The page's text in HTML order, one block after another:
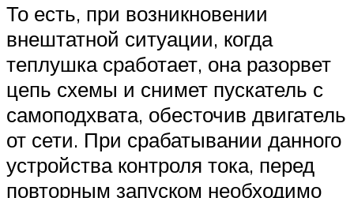
То есть, при возникновении
внештатной ситуации, когда
теплушка сработает, она разорвет
цепь схемы и снимет пускатель с
самоподхвата, обесточив двигатель
от сети. При срабатывании данного
устройства контроля тока, перед
повторным запуском необходимо